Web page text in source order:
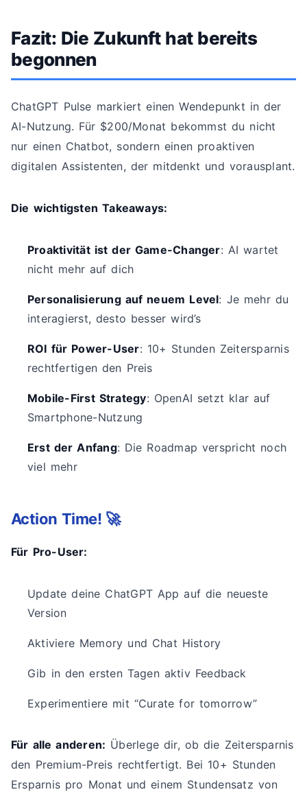
Fazit: Die Zukunft hat bereits
begonnen
ChatGPT Pulse markiert einen Wendepunkt in der
AI-Nutzung. Für $200/Monat bekommst du nicht
nur einen Chatbot, sondern einen proaktiven
digitalen Assistenten, der mitdenkt und vorausplant.
Die wichtigsten Takeaways:
Proaktivität ist der Game-Changer: AI wartet
nicht mehr auf dich
Personalisierung auf neuem Level: Je mehr du
interagierst, desto besser wird’s
ROI für Power-User: 10+ Stunden Zeitersparnis
rechtfertigen den Preis
Mobile-First Strategy: OpenAI setzt klar auf
Smartphone-Nutzung
Erst der Anfang: Die Roadmap verspricht noch
viel mehr
Action Time! 🚀
Für Pro-User:
Update deine ChatGPT App auf die neueste
Version
Aktiviere Memory und Chat History
Gib in den ersten Tagen aktiv Feedback
Experimentiere mit “Curate for tomorrow”
Für alle anderen: Überlege dir, ob die Zeitersparnis
den Premium-Preis rechtfertigt. Bei 10+ Stunden
Ersparnis pro Monat und einem Stundensatz von